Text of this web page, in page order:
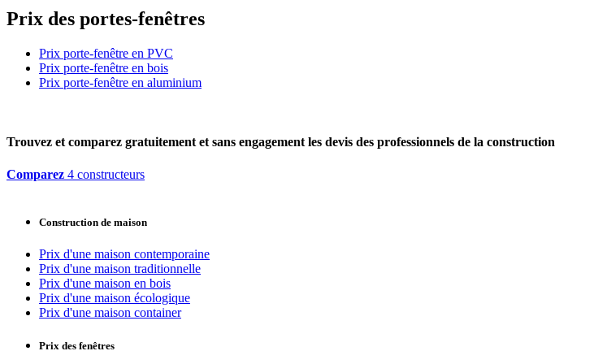
Prix des portes-fenêtres
Prix porte-fenêtre en PVC
Prix porte-fenêtre en bois
Prix porte-fenêtre en aluminium
Trouvez et comparez gratuitement et sans engagement les devis des professionnels de la construction
Comparez 4 constructeurs
Construction de maison
Prix d'une maison contemporaine
Prix d'une maison traditionnelle
Prix d'une maison en bois
Prix d'une maison écologique
Prix d'une maison container
Prix des fenêtres